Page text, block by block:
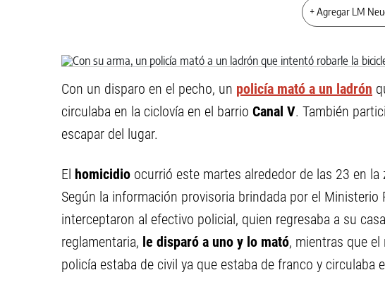
+ Agregar LM
Con un disparo en el pecho, un policía mató a un ladrón
circulaba en la ciclovía en el barrio Canal V. También
escapar del lugar.
El homicidio ocurrió este martes alrededor de las 23 en
Según la información provisoria brindada por el Ministerio
interceptaron al efectivo policial, quien regresaba a su
reglamentaria, le disparó a uno y lo mató, mientras que
policía estaba de civil ya que estaba de franco y circulaba